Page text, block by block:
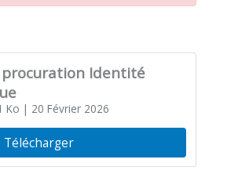
Identité
Ko | 20 Février 2026
Télécharger